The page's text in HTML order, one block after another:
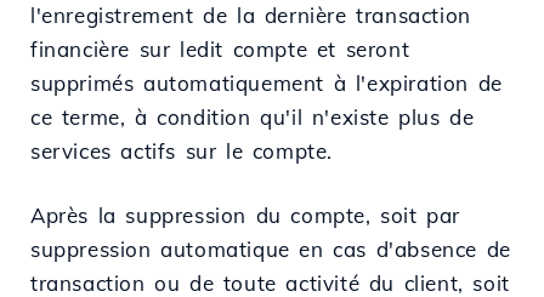
l'enregistrement de la dernière transaction
financière sur ledit compte et seront
supprimés automatiquement à l'expiration de
ce terme, à condition qu'il n'existe plus de
services actifs sur le compte.
Après la suppression du compte, soit par
suppression automatique en cas d'absence de
transaction ou de toute activité du client, soit